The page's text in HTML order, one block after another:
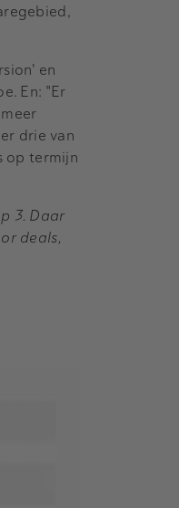
en
En: "Er
drie van
op termijn
3. Daar
deals,